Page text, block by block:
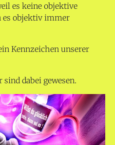
es keine objektive
es objektiv immer
Kennzeichen unserer
dabei gewesen.